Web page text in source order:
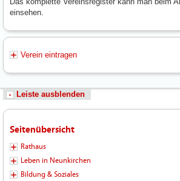
einsehen.
Verein eintragen
Leiste ausblenden
Seitenübersicht
Rathaus
Leben in Neunkirchen
Bildung & Soziales